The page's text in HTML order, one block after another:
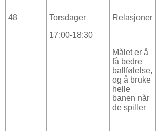
48
Torsdager
17:00-18:30
Relasjoner
Målet er å
få bedre
ballfølelse,
og å bruke
helle
banen når
de spiller